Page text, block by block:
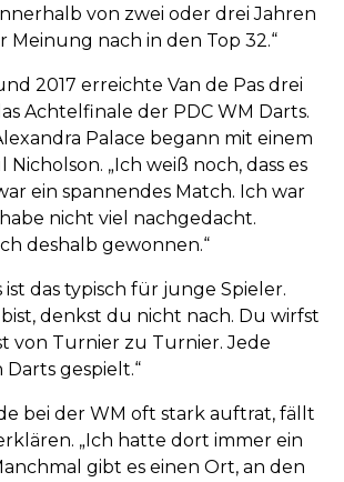
von zwei oder drei Jahren
Meinung nach in den Top 32.“
2017 erreichte Van de Pas drei
Achtelfinale der PDC WM Darts.
Palace begann mit einem
„Ich weiß noch, dass es
ein spannendes Match. Ich war
nicht viel nachgedacht.
deshalb gewonnen.“
ist das typisch für junge Spieler.
denkst du nicht nach. Du wirfst
von Turnier zu Turnier. Jede
gespielt.“
bei der WM oft stark auftrat, fällt
„Ich hatte dort immer ein
gibt es einen Ort, an den